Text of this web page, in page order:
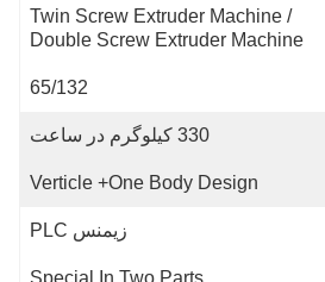
Twin Screw Extruder Machine /
Double Screw Extruder Machine
65/132
330 کیلوگرم در ساعت
Verticle +one Body Design
زیمنس PLC
Special In Two Parts